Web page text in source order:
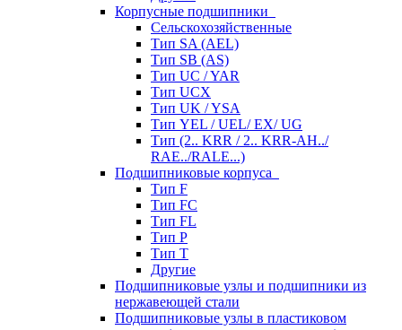
Корпусные подшипники
Сельскохозяйственные
Тип SA (AEL)
Тип SB (AS)
Тип UC / YAR
Тип UCX
Тип UK / YSA
Тип YEL / UEL/ EX/ UG
Тип (2.. KRR / 2.. KRR-AH../
RAE../RALE...)
Подшипниковые корпуса
Тип F
Тип FC
Тип FL
Тип P
Тип T
Другие
Подшипниковые узлы и подшипники из
нержавеющей стали
Подшипниковые узлы в пластиковом